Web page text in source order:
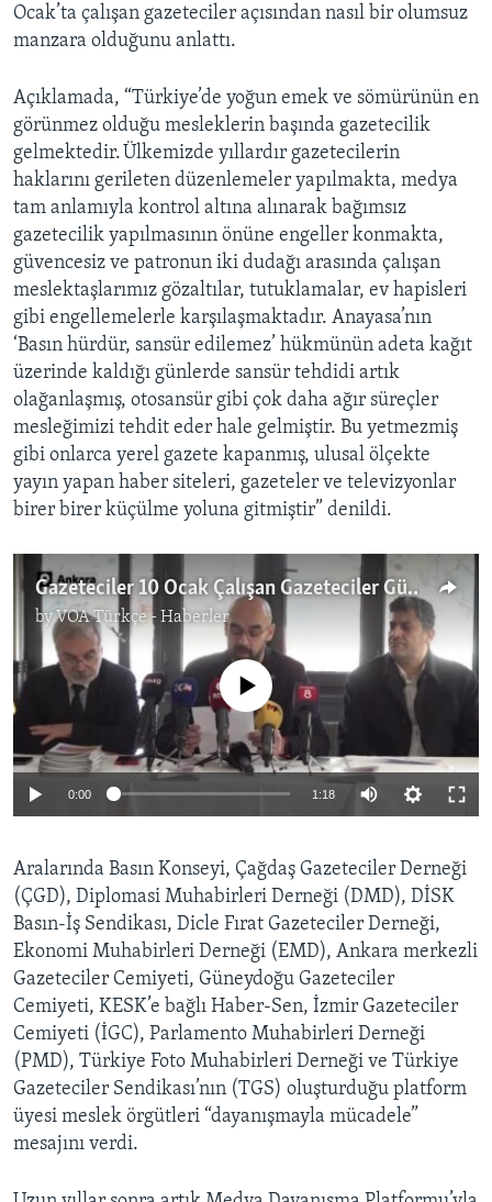
Ocak’ta çalışan gazeteciler açısından nasıl bir olumsuz
manzara olduğunu anlattı.
Açıklamada, “Türkiye’de yoğun emek ve sömürünün en
görünmez olduğu mesleklerin başında gazetecilik
gelmektedir. Ülkemizde yıllardır gazetecilerin
haklarını gerileten düzenlemeler yapılmakta, medya
tam anlamıyla kontrol altına alınarak bağımsız
gazetecilik yapılmasının önüne engeller konmakta,
güvencesiz ve patronun iki dudağı arasında çalışan
meslektaşlarımız gözaltılar, tutuklamalar, ev hapisleri
gibi engellemelerle karşılaşmaktadır. Anayasa’nın
‘Basın hürdür, sansür edilemez’ hükmünün adeta kağıt
üzerinde kaldığı günlerde sansür tehdidi artık
olağanlaşmış, otosansür gibi çok daha ağır süreçler
mesleğimizi tehdit eder hale gelmiştir. Bu yetmezmiş
gibi onlarca yerel gazete kapanmış, ulusal ölçekte
yayın yapan haber siteleri, gazeteler ve televizyonlar
birer birer küçülme yoluna gitmiştir” denildi.
Gazeteciler 10 Ocak Çalışan Gazeteciler Günü’nü kutlamak yerine hak ve özgürlük arayışında
byVOA Türkçe - Haberler
Auto 240p 360p 480p
720p 1080p
No media source currently available
0:00 1:18
360p
480p
1080p
Aralarında Basın Konseyi, Çağdaş Gazeteciler Derneği
(ÇGD), Diplomasi Muhabirleri Derneği (DMD), DİSK
Basın-İş Sendikası, Dicle Fırat Gazeteciler Derneği,
Ekonomi Muhabirleri Derneği (EMD), Ankara merkezli
Gazeteciler Cemiyeti, Güneydoğu Gazeteciler
Cemiyeti, KESK’e bağlı Haber-Sen, İzmir Gazeteciler
Cemiyeti (İGC), Parlamento Muhabirleri Derneği
(PMD), Türkiye Foto Muhabirleri Derneği ve Türkiye
Gazeteciler Sendikası’nın (TGS) oluşturduğu platform
üyesi meslek örgütleri “dayanışmayla mücadele”
mesajını verdi.